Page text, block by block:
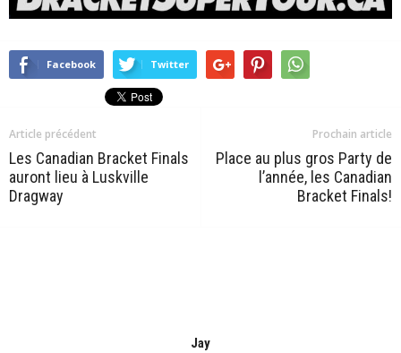
Facebook Twitter
Article précédent
Les Canadian Bracket Finals
auront lieu à Luskville
Dragway
Prochain article
Place au plus gros Party de
l’année, les Canadian
Bracket Finals!
Jay